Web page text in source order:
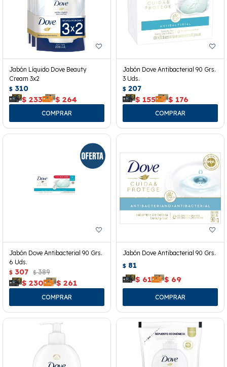
Jabón Líquido Dove Beauty
Cream 3x2
$ 310
$ 233 $ 264
Jabón Dove Antibacterial 90 Grs.
3 Uds.
$ 207
$ 155 $ 176
Jabón Dove Antibacterial 90 Grs.
6 Uds.
$ 307 $ 389
$ 230 $ 261
Jabón Dove Antibacterial 90 Grs.
$ 81
$ 61 $ 69